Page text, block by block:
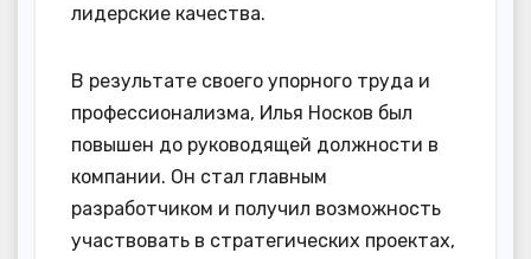
лидерские качества.
В результате своего упорного труда и
профессионализма, Илья Носков был
повышен до руководящей должности в
компании. Он стал главным
разработчиком и получил возможность
участвовать в стратегических проектах,